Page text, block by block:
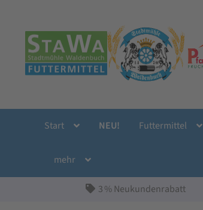
Navigation
springen
Inhalt
springen
Start NEU! Futtermittel
mehr
3 % Neukundenrabatt